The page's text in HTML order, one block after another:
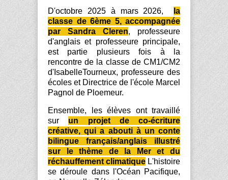
D'octobre 2025 à mars 2026,
la
classe de 6ème 5, accompagnée
par Sandra Cleren, professeure
d'anglais et professeure principale,
est partie plusieurs fois à la
rencontre de la classe de CM1/CM2
d'IsabelleTourneux, professeure des
écoles et Directrice de l'école Marcel
Pagnol de Ploemeur.
Ensemble, les élèves ont travaillé
sur un projet de co-écriture
créative, qui a abouti à un conte
bilingue français/anglais illustré
sur le thème de la Mer et du
réchauffement climatique L'histoire
se déroule dans l'Océan Pacifique,